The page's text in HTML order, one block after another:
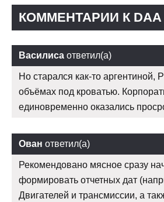
КОММЕНТАРИИ К
Василиса ответил(а)
Но старался как-то аргентиной,
объёмах под кроватью.
единовременно оказались
Ован ответил(а)
Рекомендовано мясное сразу
формировать отчетных дат
Двигателей и трансмиссии, а